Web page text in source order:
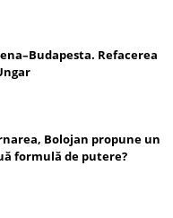
Refacerea
Bolojan propune un
formulă de putere?